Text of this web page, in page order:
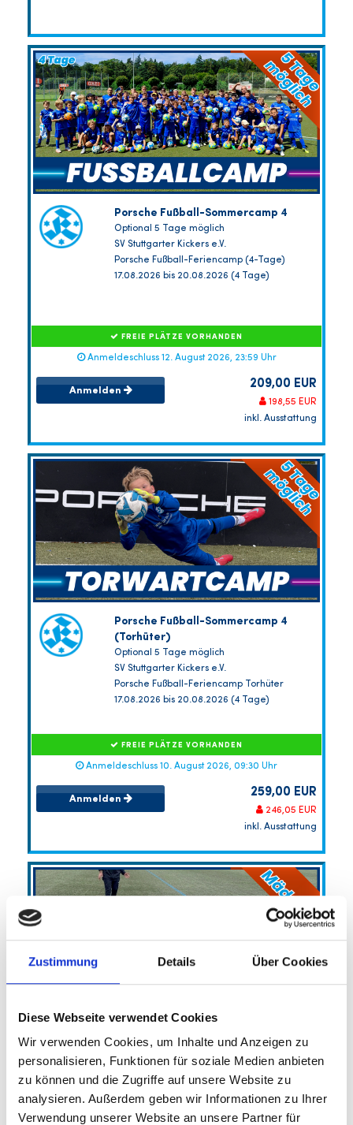
Zustimmung Details Über Cookies
Diese Webseite verwendet Cookies
Wir verwenden Cookies, um Inhalte und Anzeigen zu
personalisieren, Funktionen für soziale Medien anbieten
zu können und die Zugriffe auf unsere Website zu
analysieren. Außerdem geben wir Informationen zu Ihrer
Verwendung unserer Website an unsere Partner für
Porsche Fußball-Sommercamp 4
Optional 5 Tage möglich
SV Stuttgarter Kickers e.V.
Porsche Fußball-Feriencamp (4-Tage)
17.08.2026 bis 20.08.2026 (4 Tage)
FREIE PLÄTZE VORHANDEN
Anmeldeschluss 12. August 2026, 23:59 Uhr
Anmelden 209,00 EUR
198,55 EUR
inkl. Ausstattung
Porsche Fußball-Sommercamp 4
(Torhüter)
Optional 5 Tage möglich
SV Stuttgarter Kickers e.V.
Porsche Fußball-Feriencamp Torhüter
17.08.2026 bis 20.08.2026 (4 Tage)
FREIE PLÄTZE VORHANDEN
Anmeldeschluss 10. August 2026, 09:30 Uhr
Anmelden 259,00 EUR
246,05 EUR
inkl. Ausstattung
(Torhüterinnen)
Optional 5 Tage möglich
SV Stuttgarter Kickers e.V.
Porsche Fußball-Feriencamp Torhüter